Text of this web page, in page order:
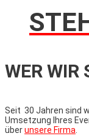
WER WIR
Seit 30 Jahren sind
Umsetzung Ihres
überunsere Firma